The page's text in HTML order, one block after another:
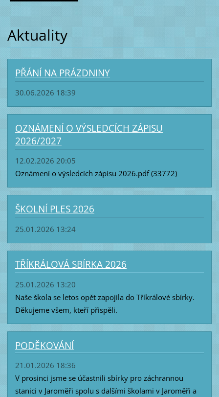
Aktuality
PŘÁNÍ NA PRÁZDNINY
30.06.2026 18:39
OZNÁMENÍ O VÝSLEDCÍCH ZÁPISU
2026/2027
12.02.2026 20:05
Oznámení o výsledcích zápisu 2026.pdf (33772)
ŠKOLNÍ PLES 2026
25.01.2026 13:24
TŘÍKRÁLOVÁ SBÍRKA 2026
25.01.2026 13:20
Naše škola se letos opět zapojila do Tříkrálové sbírky.
Děkujeme všem, kteří přispěli.
PODĚKOVÁNÍ
21.01.2026 18:36
V prosinci jsme se účastnili sbírky pro záchrannou
stanici v Jaroměři spolu s dalšími školami v Jaroměři a